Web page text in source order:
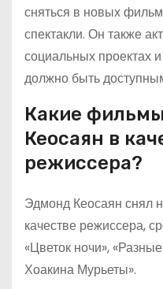
сняться в новых
спектакли. Он также
социальных проектах и
должно быть
Какие
Кеосаян в
режиссера?
Эдмонд Кеосаян снял
качестве режиссера,
«Цветок ночи»,
Хоакина Мурьеты».